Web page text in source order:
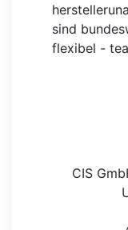
sind
flexibel -
CIS